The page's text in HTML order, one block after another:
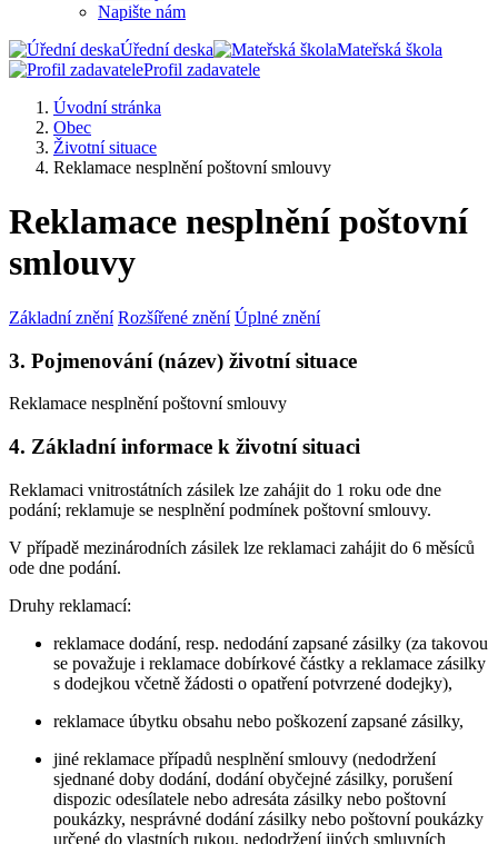
Napište nám
Úřední deska
Mateřská škola
Profil zadavatele
Úvodní stránka
Obec
Životní situace
Reklamace nesplnění poštovní smlouvy
Reklamace nesplnění poštovní
smlouvy
Základní znění Rozšířené znění Úplné znění
3. Pojmenování (název) životní situace
Reklamace nesplnění poštovní smlouvy
4. Základní informace k životní situaci
Reklamaci vnitrostátních zásilek lze zahájit do 1 roku ode dne
podání; reklamuje se nesplnění podmínek poštovní smlouvy.
V případě mezinárodních zásilek lze reklamaci zahájit do 6 měsíců
ode dne podání.
Druhy reklamací:
reklamace dodání, resp. nedodání zapsané zásilky (za takovou
se považuje i reklamace dobírkové částky a reklamace zásilky
s dodejkou včetně žádosti o opatření potvrzené dodejky),
reklamace úbytku obsahu nebo poškození zapsané zásilky,
jiné reklamace případů nesplnění smlouvy (nedodržení
sjednané doby dodání, dodání obyčejné zásilky, porušení
dispozic odesílatele nebo adresáta zásilky nebo poštovní
poukázky, nesprávné dodání zásilky nebo poštovní poukázky
určené do vlastních rukou, nedodržení jiných smluvních